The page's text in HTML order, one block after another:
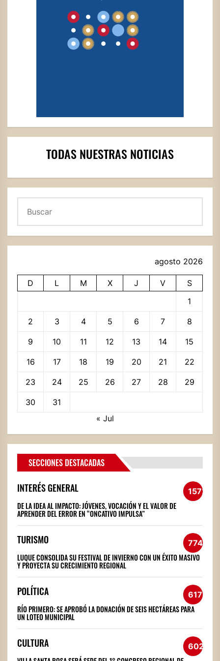
TODAS NUESTRAS NOTICIAS
agosto 2026
D L M X J V
S
1
2 3 4 5 6 7 8
9 10 11 12 13 14 15
16 17 18 19 20 21 22
23 24 25 26 27 28 29
30
31
« Jul
SECCIONES DESTACADAS
INTERÉS GENERAL 1572
DE LA IDEA AL IMPACTO: JÓVENES, VOCACIÓN Y EL VALOR DE
APRENDER DEL ERROR EN “ONCATIVO IMPULSA”
TURISMO 774
LUQUE CONSOLIDA SU FESTIVAL DE INVIERNO CON UN ÉXITO MASIVO
Y PROYECTA SU CRECIMIENTO REGIONAL
POLÍTICA 617
RÍO PRIMERO: SE APROBÓ LA DONACIÓN DE SEIS HECTÁREAS PARA
UN LOTEO MUNICIPAL
CULTURA 602